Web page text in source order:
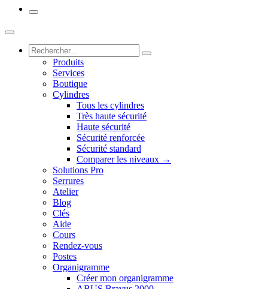
Produits
Services
Boutique
Cylindres
Tous les cylindres
Très haute sécurité
Haute sécurité
Sécurité renforcée
Sécurité standard
Comparer les niveaux →
Solutions Pro
Serrures
Atelier
Blog
Clés
Aide
Cours
Rendez-vous
Postes
Organigramme
Créer mon organigramme